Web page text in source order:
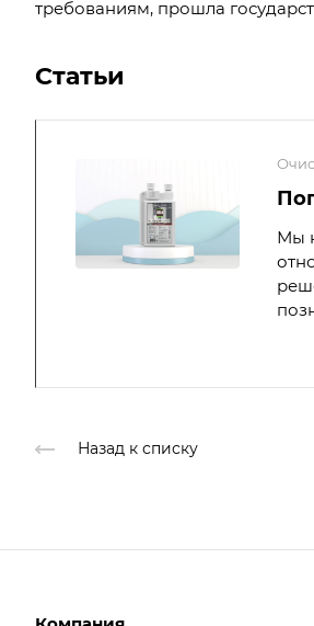
требованиям, прошла
Статьи
Мы
Назад к списку